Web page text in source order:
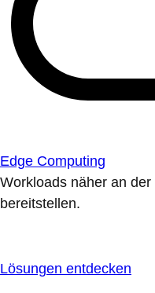
Edge Computing
Workloads näher an
bereitstellen.
Lösungen entdecken